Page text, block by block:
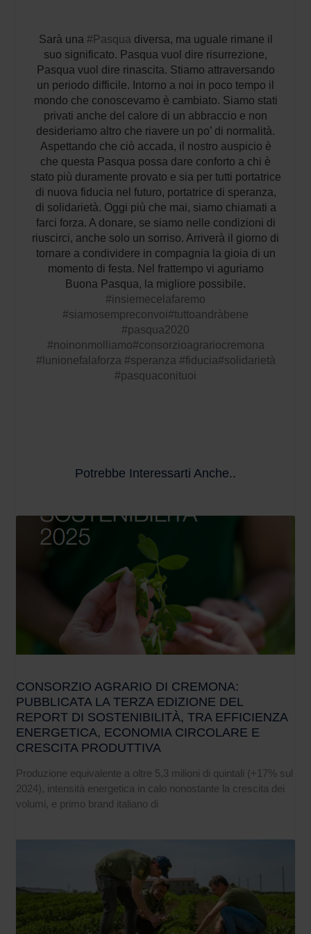
Sarà una #Pasqua diversa, ma uguale rimane il
suo significato. Pasqua vuol dire risurrezione,
Pasqua vuol dire rinascita. Stiamo attraversando
un periodo difficile. Intorno a noi in poco tempo il
mondo che conoscevamo è cambiato. Siamo stati
privati anche del calore di un abbraccio e non
desideriamo altro che riavere un po’ di normalità.
Aspettando che ciò accada, il nostro auspicio è
che questa Pasqua possa dare conforto a chi è
stato più duramente provato e sia per tutti portatrice
di nuova fiducia nel futuro, portatrice di speranza,
di solidarietà. Oggi più che mai, siamo chiamati a
farci forza. A donare, se siamo nelle condizioni di
riuscirci, anche solo un sorriso. Arriverà il giorno di
tornare a condividere in compagnia la gioia di un
momento di festa. Nel frattempo vi aguriamo
Buona Pasqua, la migliore possibile.
#insiemecelafaremo
#siamosempreconvoi#tuttoandràbene
#pasqua2020
#noinonmolliamo#consorzioagrariocremona
#lunionefalaforza #speranza #fiducia#solidarietà
#pasquaconituoi
Potrebbe Interessarti Anche..
CONSORZIO AGRARIO DI CREMONA:
PUBBLICATA LA TERZA EDIZIONE DEL
REPORT DI SOSTENIBILITÀ, TRA EFFICIENZA
ENERGETICA, ECONOMIA CIRCOLARE E
CRESCITA PRODUTTIVA
Produzione equivalente a oltre 5,3 milioni di quintali (+17% sul
2024), intensità energetica in calo nonostante la crescita dei
volumi, e primo brand italiano di